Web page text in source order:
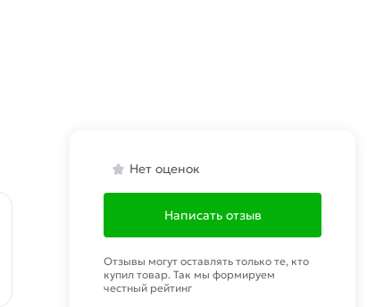
Нет оценок
Написать отзыв
Отзывы могут оставлять только те, кто
купил товар. Так мы формируем
честный рейтинг